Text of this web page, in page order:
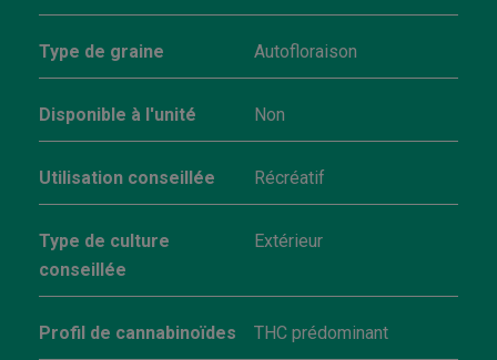
Type de graine Autofloraison
Disponible à l'unité Non
Utilisation conseillée Récréatif
Type de culture
conseillée
Extérieur
Profil de cannabinoïdes THC prédominant